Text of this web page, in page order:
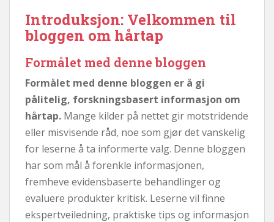
Introduksjon: Velkommen til
bloggen om hårtap
Formålet med denne bloggen
Formålet med denne bloggen er å gi
pålitelig, forskningsbasert informasjon om
hårtap. Mange kilder på nettet gir motstridende
eller misvisende råd, noe som gjør det vanskelig
for leserne å ta informerte valg. Denne bloggen
har som mål å forenkle informasjonen,
fremheve evidensbaserte behandlinger og
evaluere produkter kritisk. Leserne vil finne
ekspertveiledning, praktiske tips og informasjon